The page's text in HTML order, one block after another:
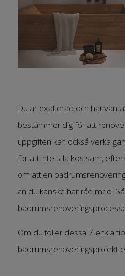
Du är exalterad och har
bestämmer dig för att
uppgiften kan också verka
för att inte tala kostsam,
om att en
än du kanske har råd med.
Om du följer dessa 7 enkla
badrumsrenoveringsprojekt